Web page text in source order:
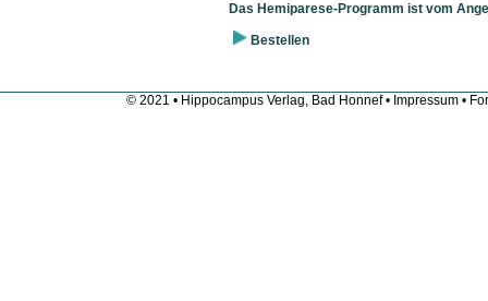
Das Hemiparese-Programm ist vom
Bestellen
© 2021 • Hippocampus Verlag, Bad Honnef • Impressum •